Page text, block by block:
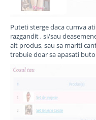
Puteti sterge daca cumva
razgandit , si/sau
alt produs, sau sa mariti
trebuie doar sa apasati